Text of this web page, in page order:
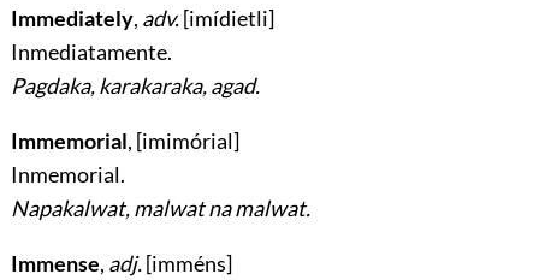
Immediately, adv.[imídietli]
Inmediatamente.
Pagdaka, karakaraka, agad.
Immemorial, [imimórial]
Inmemorial.
Napakalwat, malwat na malwat.
Immense, adj.[imméns]